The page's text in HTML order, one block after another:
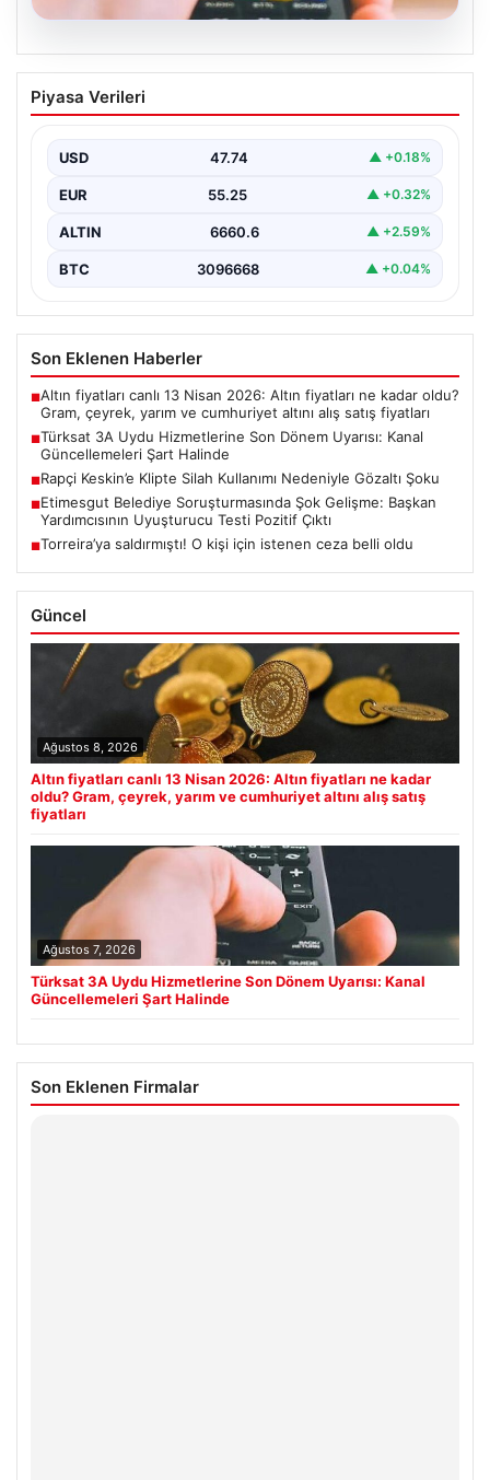
Türksat 3A Uydu Hizmetlerine Son
Dönem Uyarısı: Kanal Güncellemeleri
Türksat 3A uydusu, uzun yıllar boyunca Türkiye'nin
Piyasa Verileri
USD 47.74 ▲ +0.18%
EUR 55.25 ▲ +0.32%
ALTIN 6660.6 ▲ +2.59%
BTC 3096668 ▲ +0.04%
Son Eklenen Haberler
■Altın fiyatları canlı 13 Nisan 2026: Altın fiyatları ne kadar oldu?
Gram, çeyrek, yarım ve cumhuriyet altını alış satış fiyatları
■Türksat 3A Uydu Hizmetlerine Son Dönem Uyarısı: Kanal
Güncellemeleri Şart Halinde
■Rapçi Keskin’e Klipte Silah Kullanımı Nedeniyle Gözaltı Şoku
■Etimesgut Belediye Soruşturmasında Şok Gelişme: Başkan
Yardımcısının Uyuşturucu Testi Pozitif Çıktı
■Torreira’ya saldırmıştı! O kişi için istenen ceza belli oldu
Güncel
Ağustos 8, 2026
Altın fiyatları canlı 13 Nisan 2026: Altın fiyatları ne kadar
oldu? Gram, çeyrek, yarım ve cumhuriyet altını alış satış
fiyatları
Ağustos 7, 2026
Türksat 3A Uydu Hizmetlerine Son Dönem Uyarısı: Kanal
Güncellemeleri Şart Halinde
Son Eklenen Firmalar